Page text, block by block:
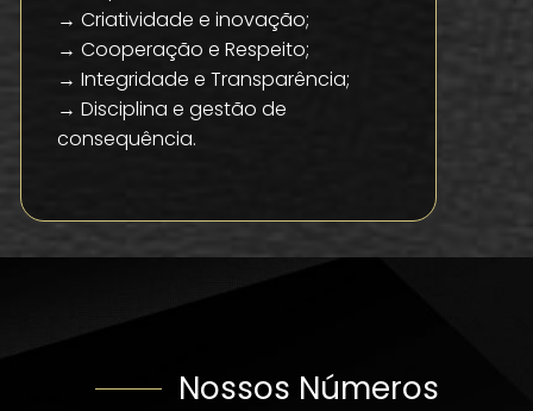
→ Criatividade e inovação;
→ Cooperação e Respeito;
→ Integridade e Transparência;
→ Disciplina e gestão de
consequência.
Nossos Números